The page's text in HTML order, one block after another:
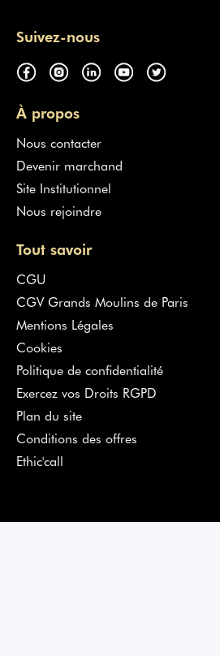
Suivez-nous
À propos
Nous contacter
Devenir marchand
Site Institutionnel
Nous rejoindre
Tout savoir
CGU
CGV Grands Moulins de Paris
Mentions Légales
Cookies
Politique de confidentialité
Exercez vos Droits RGPD
Plan du site
Conditions des offres
Ethic'call